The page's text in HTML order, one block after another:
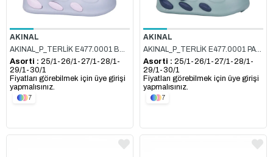
AKINAL
AKINAL_P_TERLİK E477.0001 BUZ_GRİ_PUDRA
Asorti : 25/1-26/1-27/1-28/1-
29/1-30/1
Fiyatları görebilmek için üye girişi
yapmalısınız.
7
AKINAL
AKINAL_P_TERLİK E477.0001 PASTEL_YEŞİL_LACİ
Asorti : 25/1-26/1-27/1-28/1-
29/1-30/1
Fiyatları görebilmek için üye girişi
yapmalısınız.
7